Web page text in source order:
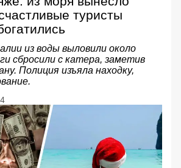
туристы
из воды выловили около
сбросили с катера, заметив
Полиция изъяла находку,